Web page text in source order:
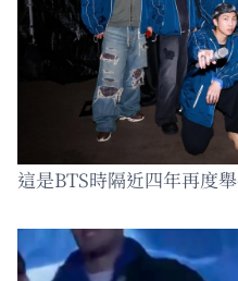
這是BTS時隔近四年再度